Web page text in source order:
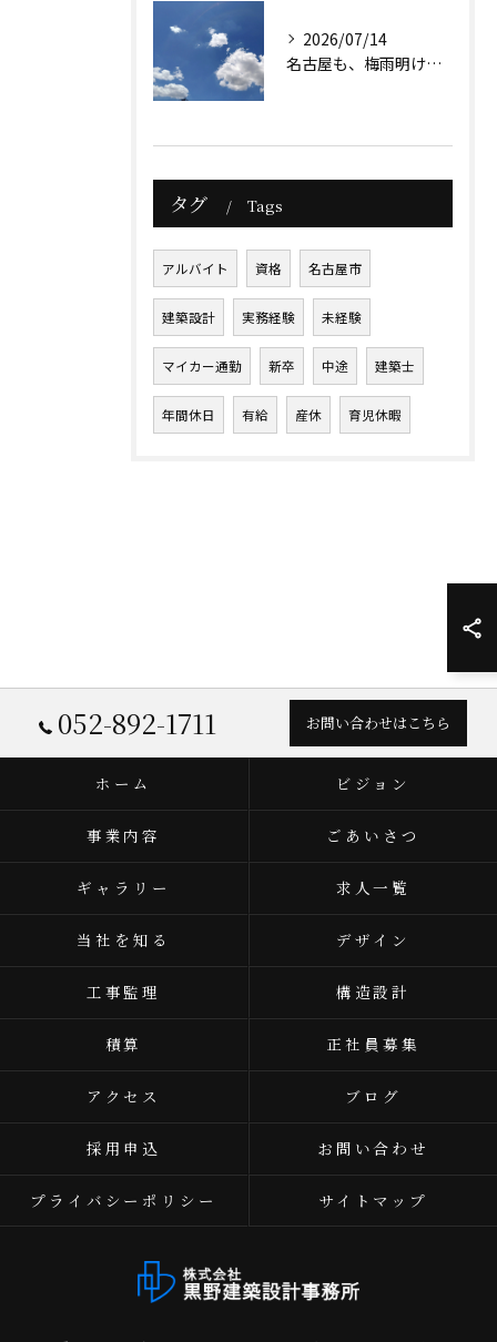
2026/07/14
名古屋も、梅雨明け前ですが暑さは本格的になっています。
タグ Tags
アルバイト 資格 名古屋市
建築設計 実務経験 未経験
マイカー通勤 新卒 中途 建築士
年間休日 有給 産休 育児休暇
052-892-1711 お問い合わせはこちら
ホーム ビジョン
事業内容 ごあいさつ
ギャラリー 求人一覧
当社を知る デザイン
工事監理 構造設計
積算 正社員募集
アクセス ブログ
採用申込 お問い合わせ
プライバシーポリシー サイトマップ